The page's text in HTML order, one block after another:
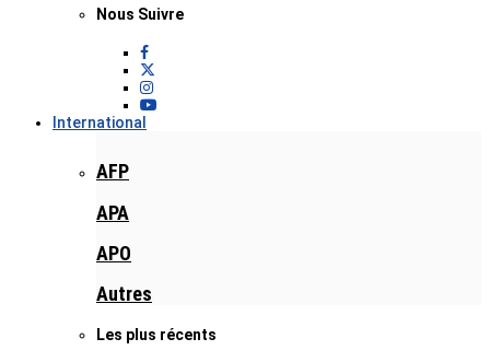
Nous Suivre
International
AFP
APA
APO
Autres
Les plus récents